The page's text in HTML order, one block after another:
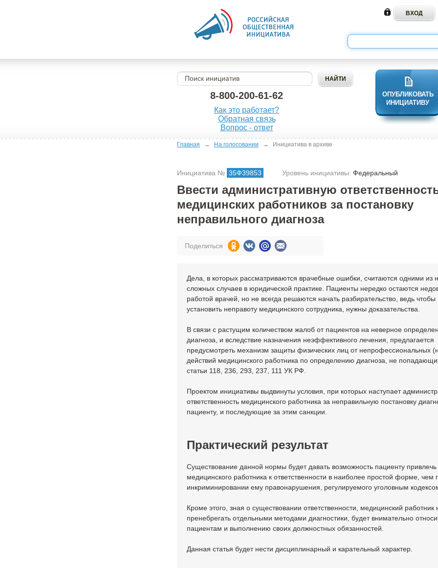
8-800-200-61-62
Как это работает?
Обратная связь
Вопрос - ответ
ОПУБЛИКОВАТЬ
ИНИЦИАТИВУ
Главная → На голосовании → Инициатива в архиве
Инициатива № 35Ф39853 Уровень инициативы: Федеральный
Ввести административную
медицинских работников за постановку
неправильного диагноза
Поделиться
Дела, в которых рассматриваются врачебные ошибки, считаются одними из
сложных случаев в юридической практике. Пациенты нередко остаются
работой врачей, но не всегда решаются начать разбирательство, ведь чтобы
установить неправоту медицинского сотрудника, нужны доказательства.
В связи с растущим количеством жалоб от пациентов на неверное
диагноза, и вследствие назначения неэффективного лечения, предлагается
предусмотреть механизм защиты физических лиц от непрофессиональных
действий медицинского работника по определению диагноза, не
статьи 118, 236, 293, 237, 111 УК РФ.
Проектом инициативы выдвинуты условия, при которых наступает
ответственность медицинского работника за неправильную постановку
пациенту, и последующие за этим санкции.
Практический результат
Существование данной нормы будет давать возможность пациенту привлечь
медицинского работника к ответственности в наиболее простой форме, чем
инкриминировании ему правонарушения, регулируемого уголовным
Кроме этого, зная о существовании ответственности, медицинский работник
пренебрегать отдельными методами диагностики, будет внимательно
пациентам и выполнению своих должностных обязанностей.
Данная статья будет нести дисциплинарный и карательный характер.